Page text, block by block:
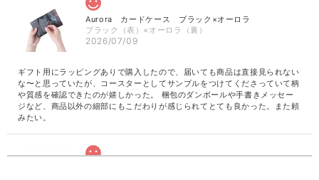
Aurora カードケース ブラック×オーロラ
ブラック（表）×オーロラ（裏）
2026/07/09
ギフト用にラッピングありで購入したので、届いても商品は直接見られない
な〜と思っていたが、コースターとしてサンプルをつけてくださっていて柄
や質感を確認できたのが嬉しかった。 梱包のダンボールや手書きメッセー
ジなど、商品以外の細部にもこだわりが感じられてとても良かった。また頼
みたい。